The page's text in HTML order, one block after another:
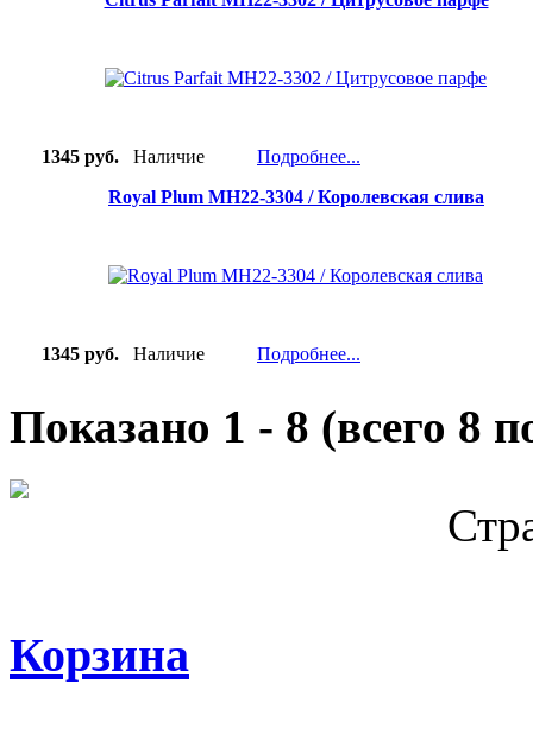
1345 руб. Наличие
Подробнее...
Royal Plum MH22-3304 / Королевская слива
1345 руб. Наличие Подробнее...
Показано 1 - 8 (всего 8
Корзина